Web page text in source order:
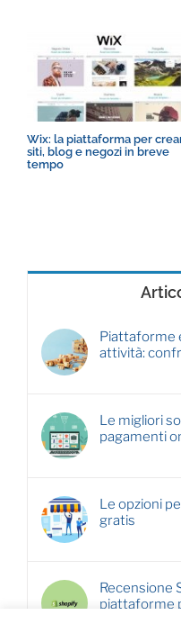
Wix: la piattaforma per
siti, blog e negozi in breve
tempo
Piattaforme
attività:
Le migliori
pagamenti
Le opzioni
gratis
Recensione
piattaforme